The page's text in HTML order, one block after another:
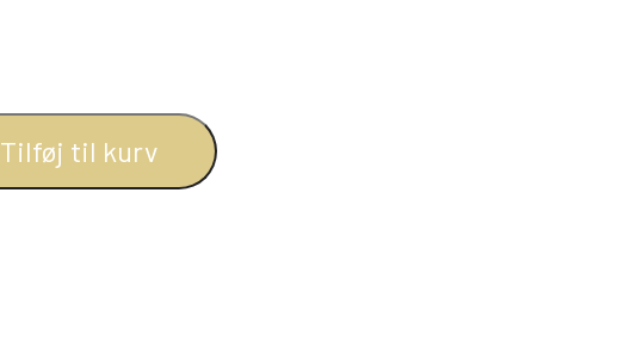
Tilføj til kurv